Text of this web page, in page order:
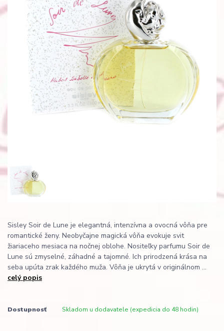
Sisley Soir de Lune je elegantná, intenzívna a ovocná vôňa pre
romantické ženy. Neobyčajne magická vôňa evokuje svit
žiariaceho mesiaca na nočnej oblohe. Nositeľky parfumu Soir de
Lune sú zmyselné, záhadné a tajomné. Ich prirodzená krása na
seba upúta zrak každého muža. Vôňa je ukrytá v originálnom ...
celý popis
Dostupnosť Skladom u dodavatele (expedicia do 48 hodin)